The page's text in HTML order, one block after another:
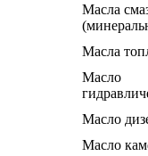
Масла
Масла
Масло
Масло
Масло